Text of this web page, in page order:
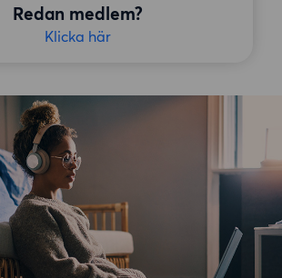
Redan medlem?
Klicka här